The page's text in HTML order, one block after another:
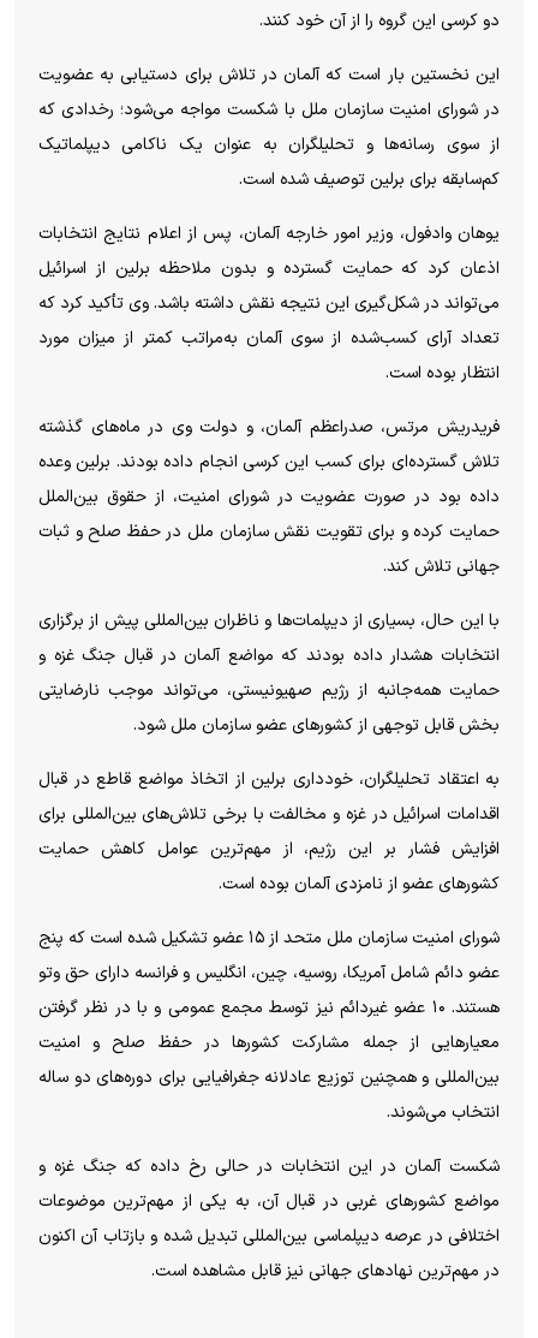
دو کرسی این گروه را از آن خود کنند.
این نخستین بار است که آلمان در تلاش برای دستیابی به عضویت
در شورای امنیت سازمان ملل با شکست مواجه می‌شود؛ رخدادی که
از سوی رسانه‌ها و تحلیلگران به عنوان یک ناکامی دیپلماتیک
کم‌سابقه برای برلین توصیف شده است.
یوهان وادفول، وزیر امور خارجه آلمان، پس از اعلام نتایج انتخابات
اذعان کرد که حمایت گسترده و بدون ملاحظه برلین از اسرائیل
می‌تواند در شکل‌گیری این نتیجه نقش داشته باشد. وی تأکید کرد که
تعداد آرای کسب‌شده از سوی آلمان به‌مراتب کمتر از میزان مورد
انتظار بوده است.
فریدریش مرتس، صدراعظم آلمان، و دولت وی در ماه‌های گذشته
تلاش گسترده‌ای برای کسب این کرسی انجام داده بودند. برلین وعده
داده بود در صورت عضویت در شورای امنیت، از حقوق بین‌الملل
حمایت کرده و برای تقویت نقش سازمان ملل در حفظ صلح و ثبات
جهانی تلاش کند.
با این حال، بسیاری از دیپلمات‌ها و ناظران بین‌المللی پیش از برگزاری
انتخابات هشدار داده بودند که مواضع آلمان در قبال جنگ غزه و
حمایت همه‌جانبه از رژیم صهیونیستی، می‌تواند موجب نارضایتی
بخش قابل توجهی از کشور‌های عضو سازمان ملل شود.
به اعتقاد تحلیلگران، خودداری برلین از اتخاذ مواضع قاطع در قبال
اقدامات اسرائیل در غزه و مخالفت با برخی تلاش‌های بین‌المللی برای
افزایش فشار بر این رژیم، از مهم‌ترین عوامل کاهش حمایت
کشور‌های عضو از نامزدی آلمان بوده است.
شورای امنیت سازمان ملل متحد از ۱۵ عضو تشکیل شده است که پنج
عضو دائم شامل آمریکا، روسیه، چین، انگلیس و فرانسه دارای حق وتو
هستند. ۱۰ عضو غیردائم نیز توسط مجمع عمومی و با در نظر گرفتن
معیار‌هایی از جمله مشارکت کشور‌ها در حفظ صلح و امنیت
بین‌المللی و همچنین توزیع عادلانه جغرافیایی برای دوره‌های دو ساله
انتخاب می‌شوند.
شکست آلمان در این انتخابات در حالی رخ داده که جنگ غزه و
مواضع کشور‌های غربی در قبال آن، به یکی از مهم‌ترین موضوعات
اختلافی در عرصه دیپلماسی بین‌المللی تبدیل شده و بازتاب آن اکنون
در مهم‌ترین نهاد‌های جهانی نیز قابل مشاهده است.